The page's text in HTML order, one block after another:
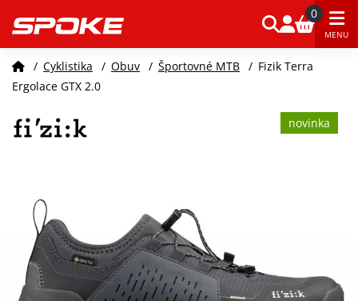
0
MENU
/ Cyklistika / Obuv / Športovné MTB / Fizik Terra
Ergolace GTX 2.0
novinka